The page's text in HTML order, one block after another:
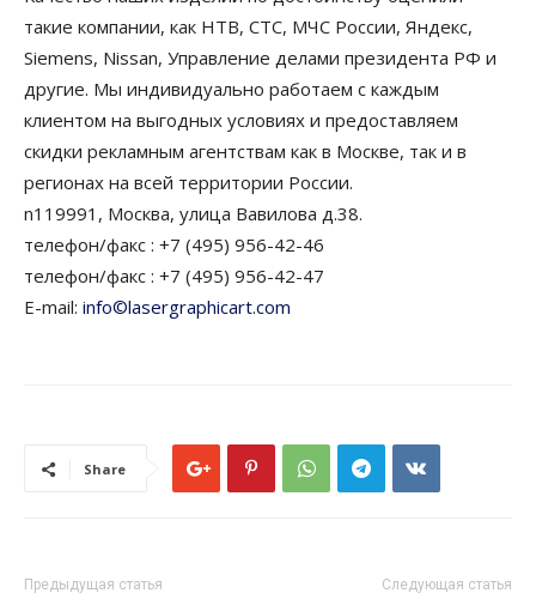
такие компании, как НТВ, СТС, МЧС России, Яндекс,
Siemens, Nissan, Управление делами президента РФ и
другие. Мы индивидуально работаем с каждым
клиентом на выгодных условиях и предоставляем
скидки рекламным агентствам как в Москве, так и в
регионах на всей территории России.
n119991, Москва, улица Вавилова д.38.
телефон/факс : +7 (495) 956-42-46
телефон/факс : +7 (495) 956-42-47
E-mail: info©lasergraphicart.com
Share
Предыдущая статья Следующая статья